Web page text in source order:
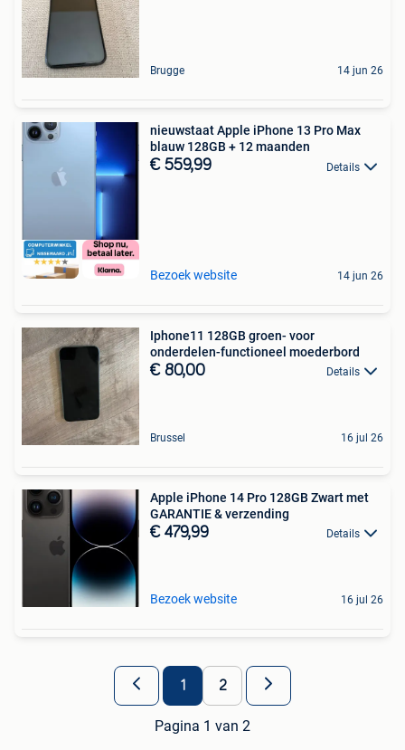
Brugge 14 jun 26
nieuwstaat Apple iPhone 13 Pro Max
blauw 128GB + 12 maanden
€ 559,99 Details
Bezoek website 14 jun 26
Iphone11 128GB groen- voor
onderdelen-functioneel moederbord
€ 80,00 Details
Brussel 16 jul 26
Apple iPhone 14 Pro 128GB Zwart met
GARANTIE & verzending
€ 479,99 Details
Bezoek website 16 jul 26
1 2
Pagina 1 van 2